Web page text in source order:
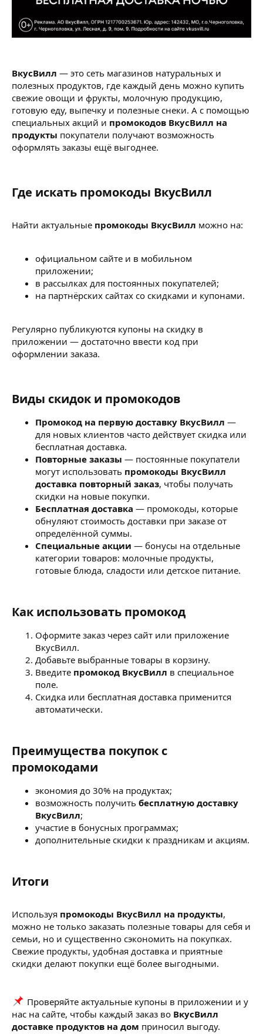
ВкусВилл — это сеть магазинов натуральных и
полезных продуктов, где каждый день можно купить
свежие овощи и фрукты, молочную продукцию,
готовую еду, выпечку и полезные снеки. А с помощью
специальных акций и промокодов ВкусВилл на
продукты покупатели получают возможность
оформлять заказы ещё выгоднее.
Где искать промокоды ВкусВилл​
Найти актуальные промокоды ВкусВилл можно на:
официальном сайте и в мобильном
приложении;
в рассылках для постоянных покупателей;
на партнёрских сайтах со скидками и купонами.
Регулярно публикуются купоны на скидку в
приложении — достаточно ввести код при
оформлении заказа.
Виды скидок и промокодов​
Промокод на первую доставку ВкусВилл —
для новых клиентов часто действует скидка или
бесплатная доставка.
Повторные заказы — постоянные покупатели
могут использовать промокоды ВкусВилл
доставка повторный заказ, чтобы получать
скидки на новые покупки.
Бесплатная доставка — промокоды, которые
обнуляют стоимость доставки при заказе от
определённой суммы.
Специальные акции — бонусы на отдельные
категории товаров: молочные продукты,
готовые блюда, сладости или детское питание.
Как использовать промокод​
Оформите заказ через сайт или приложение
ВкусВилл.
Добавьте выбранные товары в корзину.
Введите промокод ВкусВилл в специальное
поле.
Скидка или бесплатная доставка применится
автоматически.
Преимущества покупок с
промокодами​
экономия до 30% на продуктах;
возможность получить бесплатную доставку
ВкусВилл;
участие в бонусных программах;
дополнительные скидки к праздникам и акциям.
Итоги​
Используя промокоды ВкусВилл на продукты,
можно не только заказать полезные товары для себя и
семьи, но и существенно сэкономить на покупках.
Свежие продукты, удобная доставка и приятные
скидки делают покупки ещё более выгодными.
Проверяйте актуальные купоны в приложении и у
нас на сайте, чтобы каждый заказ во ВкусВилл
доставке продуктов на дом приносил выгоду.